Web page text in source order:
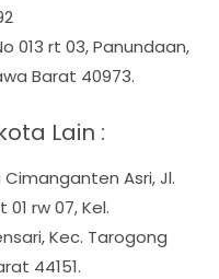
013 rt 03, Panundaan,
Barat 40973.
Lain :
Asri, Jl.
rw 07, Kel.
Kec. Tarogong
44151.